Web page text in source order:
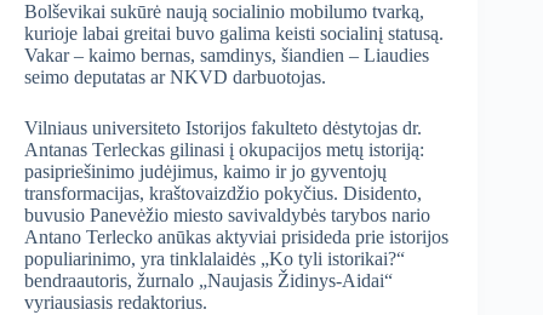
Bolševikai sukūrė naują socialinio mobilumo tvarką,
kurioje labai greitai buvo galima keisti socialinį statusą.
Vakar – kaimo bernas, samdinys, šiandien – Liaudies
seimo deputatas ar NKVD darbuotojas.
Vilniaus universiteto Istorijos fakulteto dėstytojas dr.
Antanas Terleckas gilinasi į okupacijos metų istoriją:
pasipriešinimo judėjimus, kaimo ir jo gyventojų
transformacijas, kraštovaizdžio pokyčius. Disidento,
buvusio Panevėžio miesto savivaldybės tarybos nario
Antano Terlecko anūkas aktyviai prisideda prie istorijos
populiarinimo, yra tinklalaidės „Ko tyli istorikai?“
bendraautoris, žurnalo „Naujasis Židinys-Aidai“
vyriausiasis redaktorius.